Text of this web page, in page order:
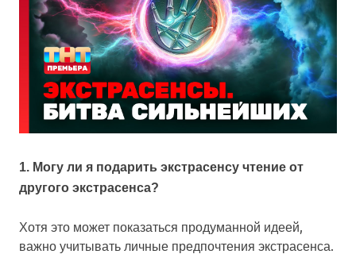
1. Могу ли я подарить экстрасенсу чтение от
другого экстрасенса?
Хотя это может показаться продуманной идеей,
важно учитывать личные предпочтения экстрасенса.